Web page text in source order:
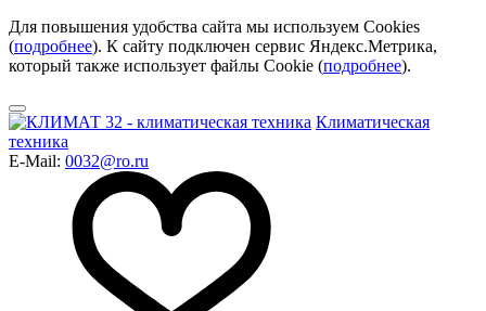
Для повышения удобства сайта мы используем Cookies
(подробнее). К сайту подключен сервис Яндекс.Метрика,
который также использует файлы Cookie (подробнее).
Климатическая
техника
E-Mail: 0032@ro.ru